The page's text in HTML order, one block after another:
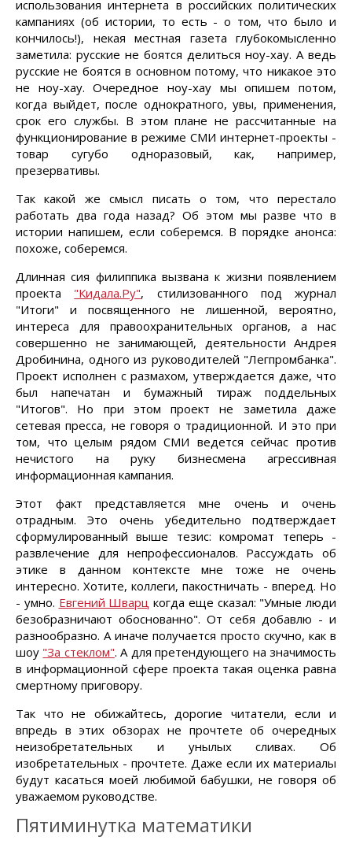
использования интернета в российских политических
кампаниях (об истории, то есть - о том, что было и
кончилось!), некая местная газета глубокомысленно
заметила: русские не боятся делиться ноу-хау. А ведь
русские не боятся в основном потому, что никакое это
не ноу-хау. Очередное ноу-хау мы опишем потом,
когда выйдет, после однократного, увы, применения,
срок его службы. В этом плане не рассчитанные на
функционирование в режиме СМИ интернет-проекты -
товар сугубо одноразовый, как, например,
презервативы.
Так какой же смысл писать о том, что перестало
работать два года назад? Об этом мы разве что в
истории напишем, если соберемся. В порядке анонса:
похоже, соберемся.
Длинная сия филиппика вызвана к жизни появлением
проекта "Кидала.Ру", стилизованного под журнал
"Итоги" и посвященного не лишенной, вероятно,
интереса для правоохранительных органов, а нас
совершенно не занимающей, деятельности Андрея
Дробинина, одного из руководителей "Легпромбанка".
Проект исполнен с размахом, утверждается даже, что
был напечатан и бумажный тираж поддельных
"Итогов". Но при этом проект не заметила даже
сетевая пресса, не говоря о традиционной. И это при
том, что целым рядом СМИ ведется сейчас против
нечистого на руку бизнесмена агрессивная
информационная кампания.
Этот факт представляется мне очень и очень
отрадным. Это очень убедительно подтверждает
сформулированный выше тезис: комромат теперь -
развлечение для непрофессионалов. Рассуждать об
этике в данном контексте мне тоже не очень
интересно. Хотите, коллеги, пакостничать - вперед. Но
- умно. Евгений Шварц когда еще сказал: "Умные люди
безобразничают обоснованно". От себя добавлю - и
разнообразно. А иначе получается просто скучно, как в
шоу "За стеклом". А для претендующего на значимость
в информационной сфере проекта такая оценка равна
смертному приговору.
Так что не обижайтесь, дорогие читатели, если и
впредь в этих обзорах не прочтете об очередных
неизобретательных и унылых сливах. Об
изобретательных - прочтете. Даже если их материалы
будут касаться моей любимой бабушки, не говоря об
уважаемом руководстве.
Пятиминутка математики